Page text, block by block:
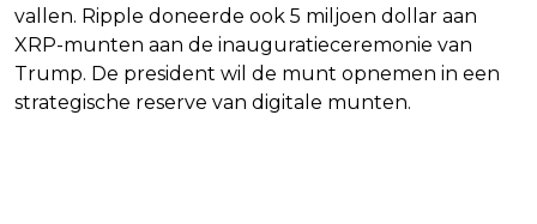
vallen. Ripple doneerde ook 5 miljoen dollar aan
XRP-munten aan de inauguratieceremonie van
Trump. De president wil de munt opnemen in een
strategische reserve van digitale munten.